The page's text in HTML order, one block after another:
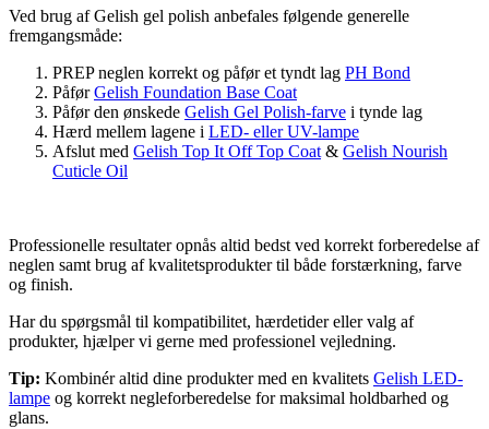
Ved brug af Gelish gel polish anbefales følgende generelle
fremgangsmåde:
PREP neglen korrekt og påfør et tyndt lag PH Bond
PåførGelish Foundation Base Coat
Påfør den ønskede Gelish Gel Polish-farve i tynde lag
Hærd mellem lagene i LED- eller UV-lampe
Afslut med Gelish Top It Off Top Coat & Gelish Nourish
Cuticle Oil
Professionelle resultater opnås altid bedst ved korrekt forberedelse af
neglen samt brug af kvalitetsprodukter til både forstærkning, farve
og finish.
Har du spørgsmål til kompatibilitet, hærdetider eller valg af
produkter, hjælper vi gerne med professionel vejledning.
Tip: Kombinér altid dine produkter med en kvalitets Gelish LED-
lampe og korrekt negleforberedelse for maksimal holdbarhed og
glans.